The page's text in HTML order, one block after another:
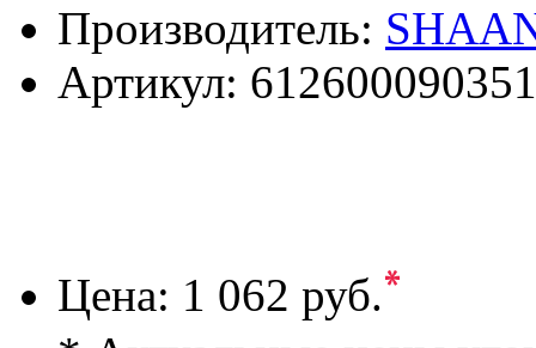
Производитель:
Артикул: 612600090351
Цена: 1 062 руб.*